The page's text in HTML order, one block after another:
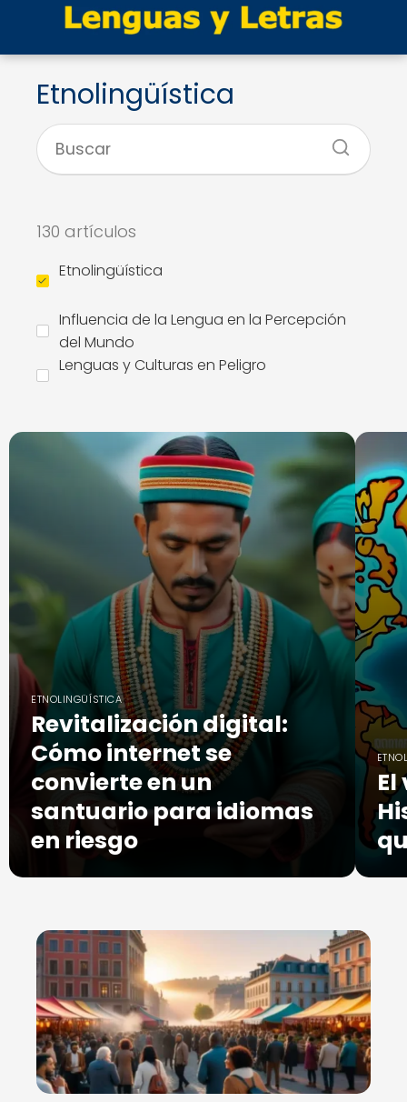
Etnolingüística
130 artículos
Etnolingüística
Influencia de la Lengua en la Percepción
del Mundo
Lenguas y Culturas en Peligro
ETNOLINGÜÍSTICA
Revitalización digital:
Cómo internet se
convierte en un
santuario para idiomas
en riesgo